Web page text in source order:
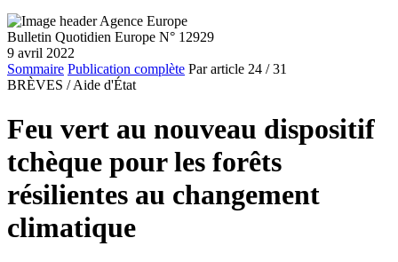
Bulletin Quotidien Europe N° 12929
9 avril 2022
Sommaire Publication complète Par article 24 / 31
BRÈVES / Aide d'État
Feu vert au nouveau dispositif
tchèque pour les forêts
résilientes au changement
climatique